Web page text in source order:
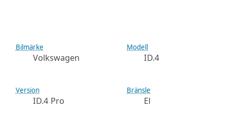
Bilmärke
Volkswagen
Modell
ID.4
Version
ID.4 Pro
Bränsle
El